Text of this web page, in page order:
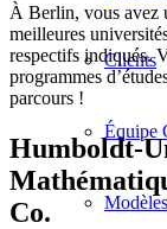
Clients
Équipe
À Berlin, vous avez
meilleures
respectifs indiqués.
programmes
parcours !
Humboldt-
Co.